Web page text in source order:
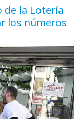
la Lotería
los números